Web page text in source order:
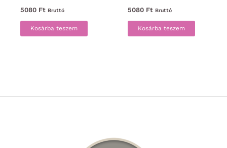
5080 Ft Bruttó
Kosárba teszem
5080 Ft Bruttó
Kosárba teszem